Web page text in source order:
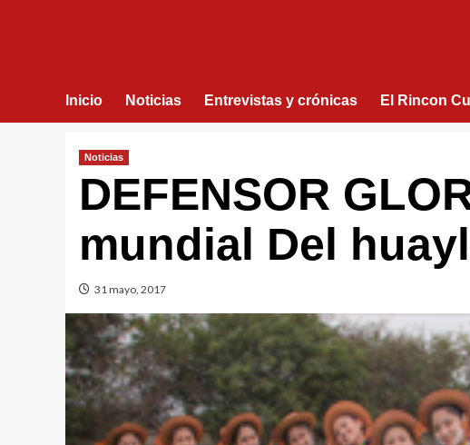
Inicio Noticias Entrevistas y crónicas El Rincon
Noticias
DEFENSOR
mundial Del
31 mayo, 2017